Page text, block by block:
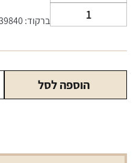
של
ברקוד: 5707294039840
הוספה לסל